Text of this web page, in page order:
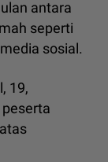
antara
seperti
sosial.
19,